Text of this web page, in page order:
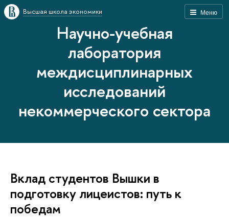
Меню
Высшая школа экономики
Научно-учебная
лаборатория
междисциплинарных
исследований
некоммерческого сектора
Вклад студентов Вышки в
подготовку лицеистов: путь к
победам